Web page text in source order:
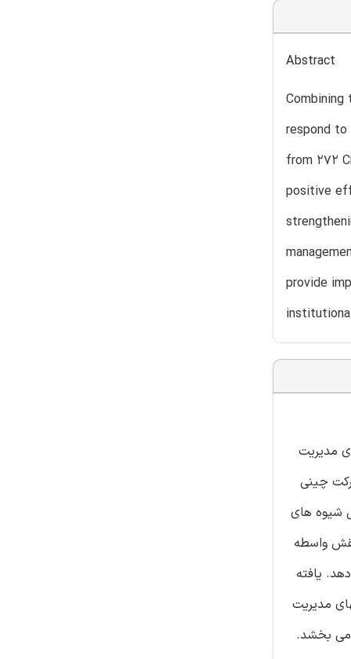
Abstract
respond to
from 272
positive
provide
مدیریت
پذیرش شیوه های مدیریت سبز بدست می آورند را اندازه گیری می نماید. طبق داده های 272 شرکت چینی
شیوه های
واسطه
یافته
مدیریت
بخشد.